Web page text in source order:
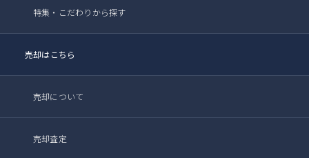
特集・こだわりから探す
売却はこちら
売却について
売却査定